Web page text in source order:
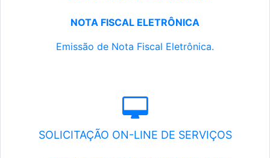
NOTA FISCAL ELETRÔNICA
Emissão de Nota Fiscal Eletrônica.
SOLICITAÇÃO ON-LINE DE SERVIÇOS